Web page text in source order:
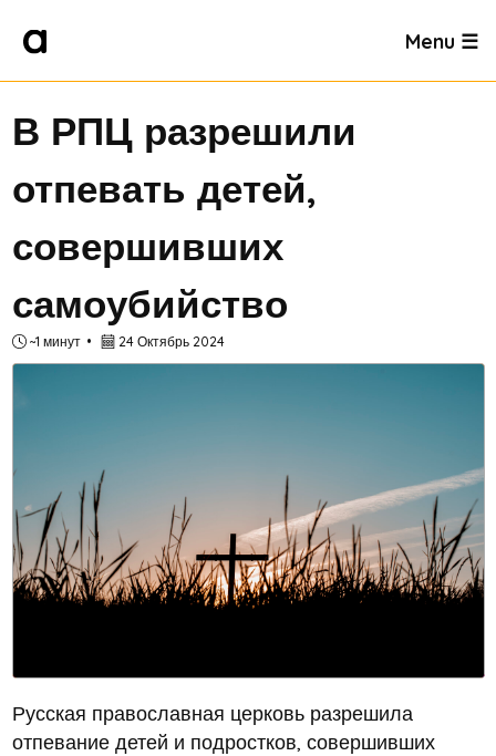
Menu ☰
В РПЦ разрешили
отпевать детей,
совершивших
самоубийство
~1 минут 24 Октябрь 2024
Русская православная церковь разрешила
отпевание детей и подростков, совершивших